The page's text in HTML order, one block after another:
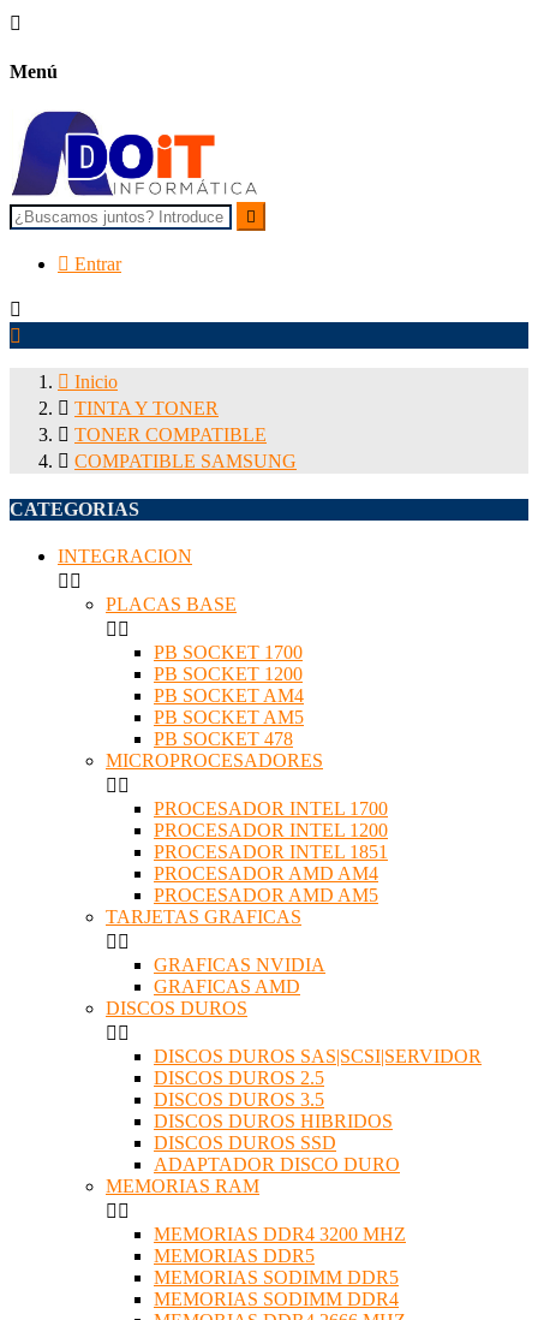

Menú

 Entrar


 Inicio
 TINTA Y TONER
 TONER COMPATIBLE
 COMPATIBLE SAMSUNG
CATEGORIAS
INTEGRACION
 
PLACAS BASE
 
PB SOCKET 1700
PB SOCKET 1200
PB SOCKET AM4
PB SOCKET AM5
PB SOCKET 478
MICROPROCESADORES
 
PROCESADOR INTEL 1700
PROCESADOR INTEL 1200
PROCESADOR INTEL 1851
PROCESADOR AMD AM4
PROCESADOR AMD AM5
TARJETAS GRAFICAS
 
GRAFICAS NVIDIA
GRAFICAS AMD
DISCOS DUROS
 
DISCOS DUROS SAS|SCSI|SERVIDOR
DISCOS DUROS 2.5
DISCOS DUROS 3.5
DISCOS DUROS HIBRIDOS
DISCOS DUROS SSD
ADAPTADOR DISCO DURO
MEMORIAS RAM
 
MEMORIAS DDR4 3200 MHZ
MEMORIAS DDR5
MEMORIAS SODIMM DDR5
MEMORIAS SODIMM DDR4